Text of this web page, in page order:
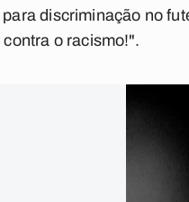
discriminação no
contra o racismo!".